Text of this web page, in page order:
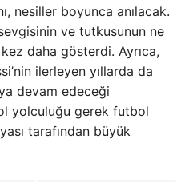
nesiller boyunca anılacak.
ve tutkusunun ne
daha gösterdi. Ayrıca,
ilerleyen yıllarda da
devam edeceği
yolculuğu gerek futbol
tarafından büyük